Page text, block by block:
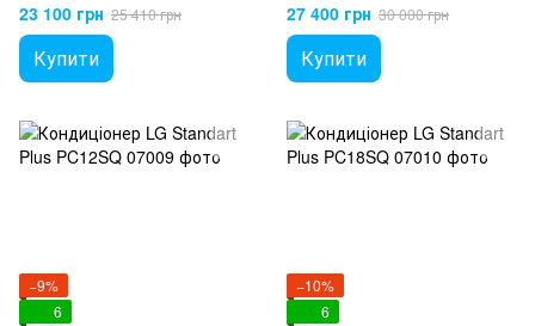
23 100 грн 25 410 грн
Купити
27 400 грн 30 000 грн
Купити
−9%
6
−10%
6